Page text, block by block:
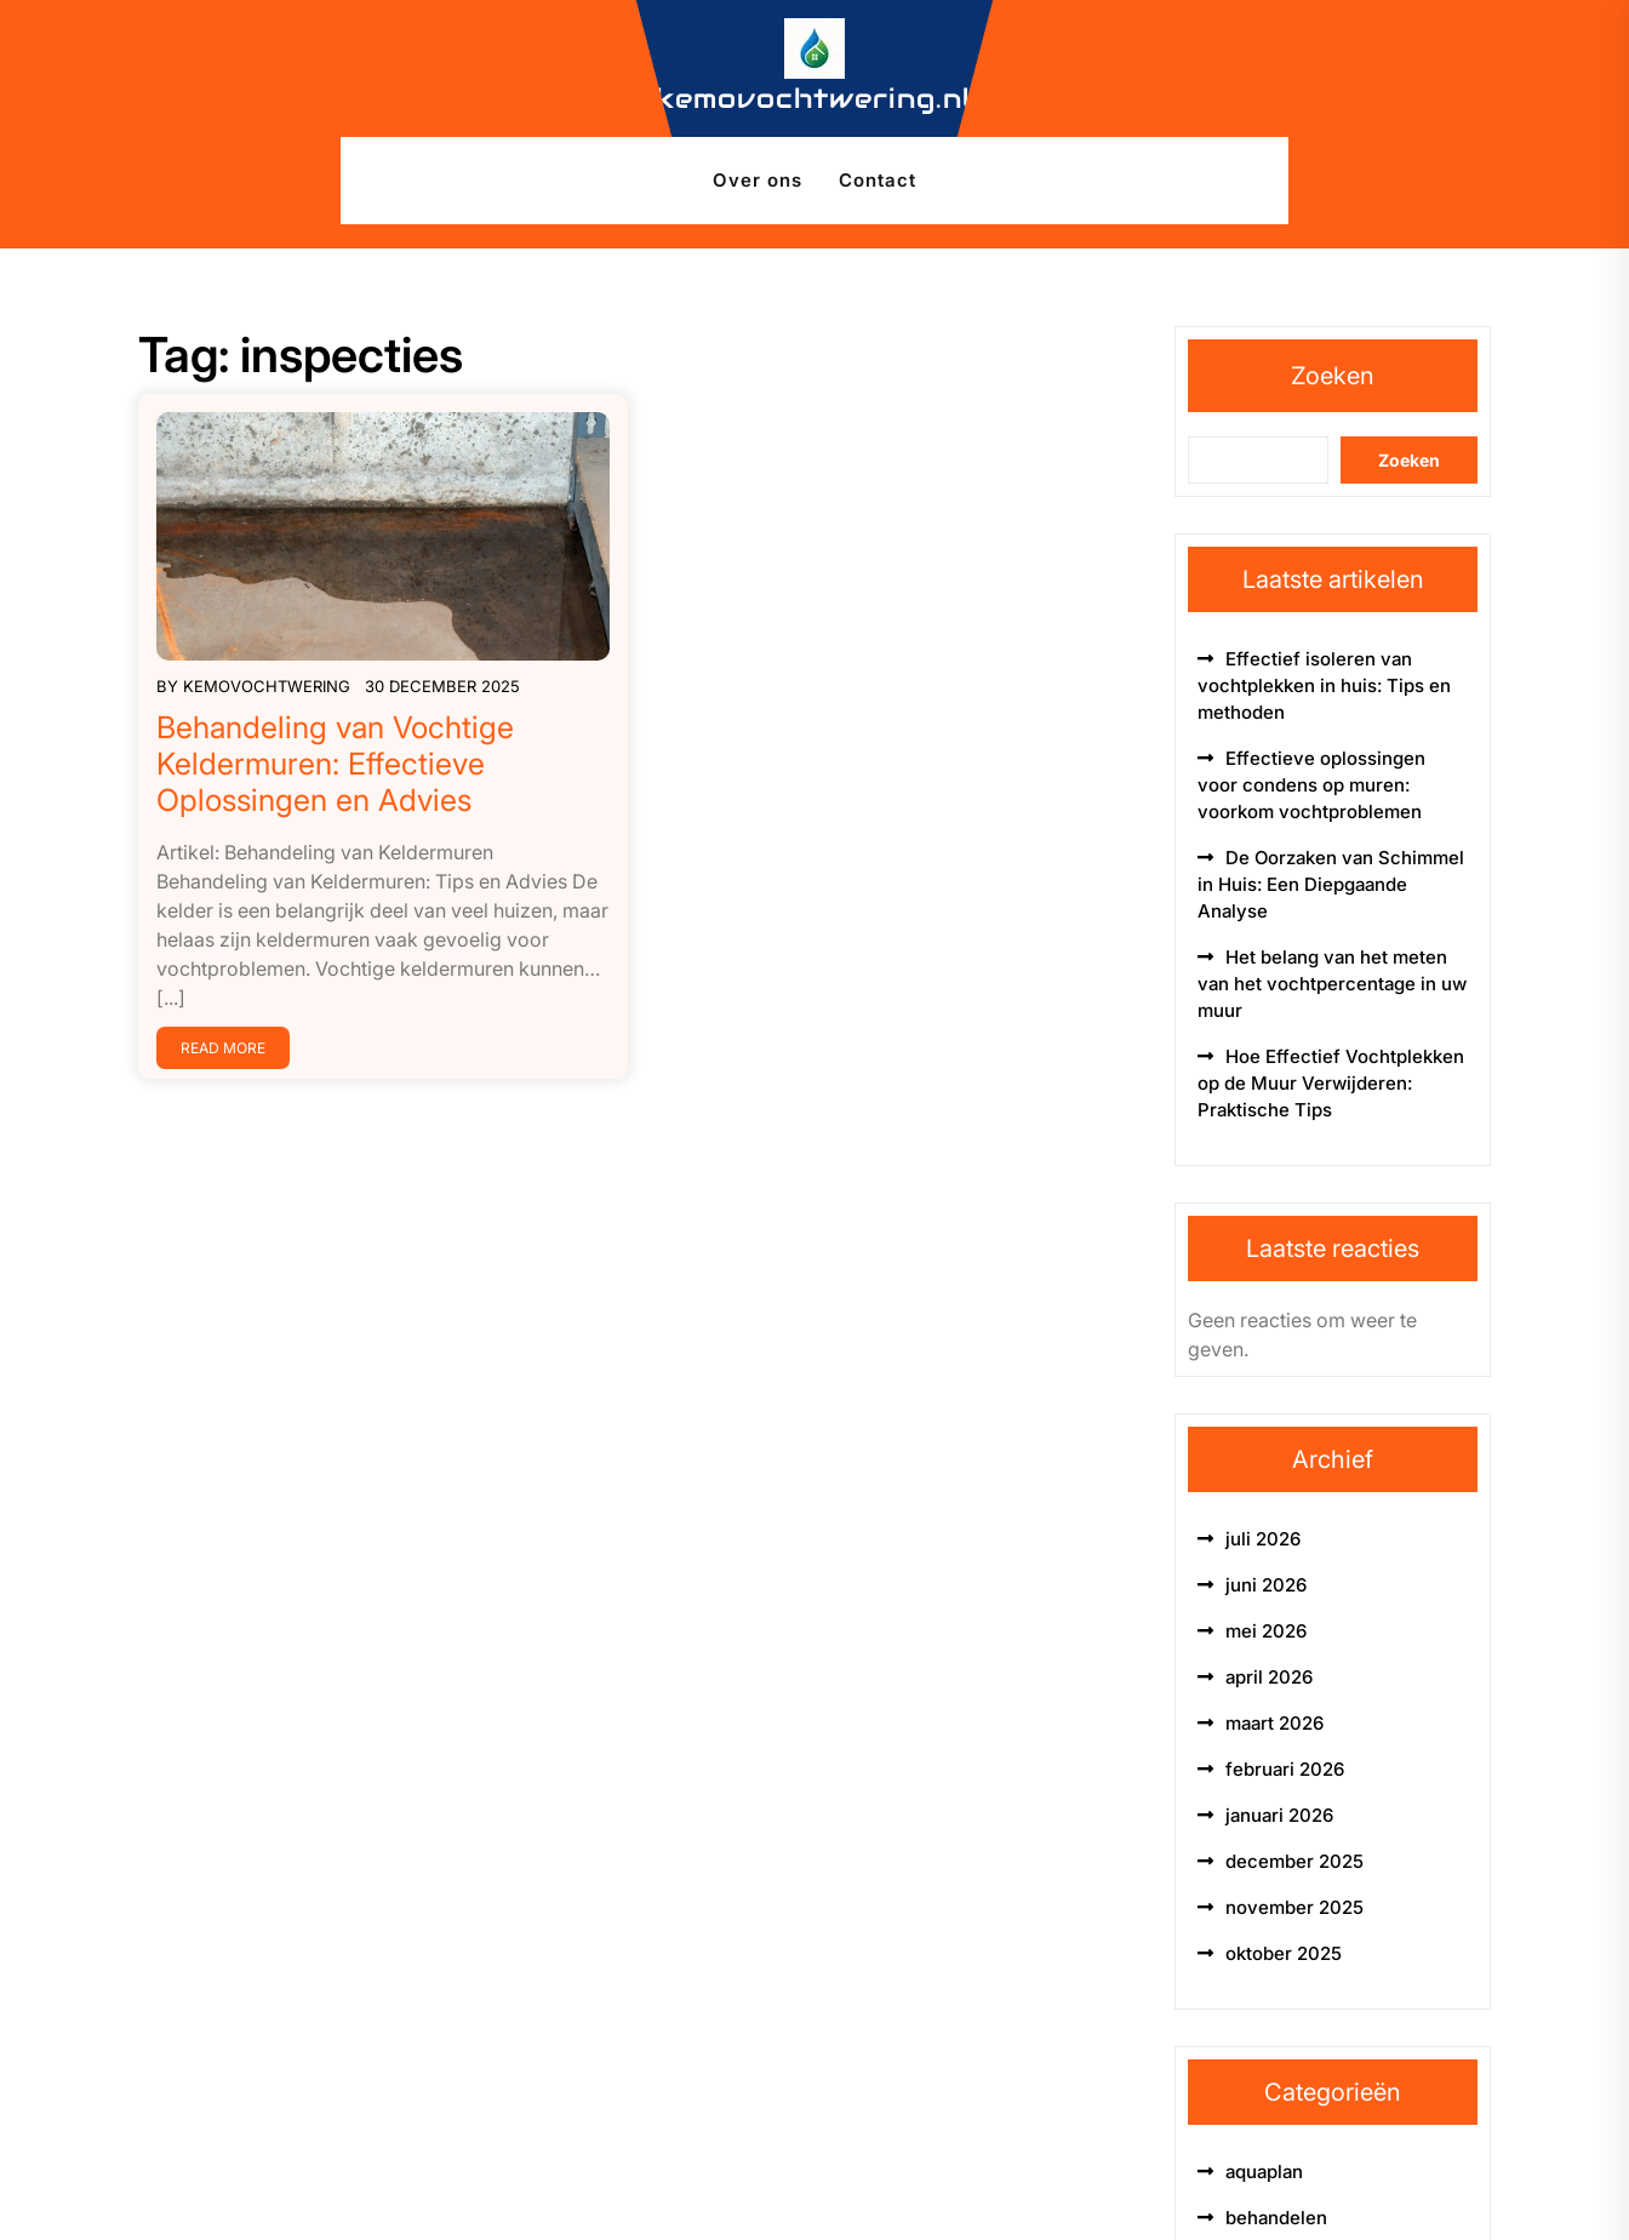
kemovochtwering.nl
Over ons Contact
Tag: inspecties
BY KEMOVOCHTWERING 30 DECEMBER 2025
Behandeling van Vochtige
Keldermuren: Effectieve
Oplossingen en Advies
Artikel: Behandeling van Keldermuren
Behandeling van Keldermuren: Tips en Advies De
kelder is een belangrijk deel van veel huizen, maar
helaas zijn keldermuren vaak gevoelig voor
vochtproblemen. Vochtige keldermuren kunnen…
[...]
READ MORE
Zoeken
Zoeken
Laatste artikelen
Effectief isoleren van
vochtplekken in huis: Tips en
methoden
Effectieve oplossingen
voor condens op muren:
voorkom vochtproblemen
De Oorzaken van Schimmel
in Huis: Een Diepgaande
Analyse
Het belang van het meten
van het vochtpercentage in uw
muur
Hoe Effectief Vochtplekken
op de Muur Verwijderen:
Praktische Tips
Laatste reacties
Geen reacties om weer te
geven.
Archief
juli 2026
juni 2026
mei 2026
april 2026
maart 2026
februari 2026
januari 2026
december 2025
november 2025
oktober 2025
Categorieën
aquaplan
behandelen